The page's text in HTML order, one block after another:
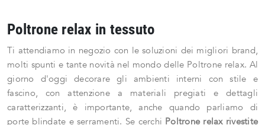
Poltrone relax in tessuto
Ti attendiamo in negozio con le soluzioni dei migliori brand,
molti spunti e tante novità nel mondo delle Poltrone relax. Al
giorno d'oggi decorare gli ambienti interni con stile e
fascino, con attenzione a materiali pregiati e dettagli
caratterizzanti, è importante, anche quando parliamo di
porte blindate e serramenti. Se cerchi Poltrone relax rivestite